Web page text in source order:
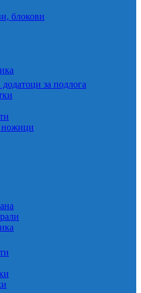
блокови
за подлога